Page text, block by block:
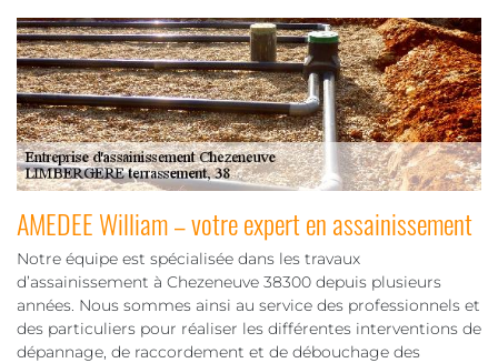
AMEDEE William – votre expert en assainissement
Notre équipe est spécialisée dans les travaux
d’assainissement à Chezeneuve 38300 depuis plusieurs
années. Nous sommes ainsi au service des professionnels et
des particuliers pour réaliser les différentes interventions de
dépannage, de raccordement et de débouchage des